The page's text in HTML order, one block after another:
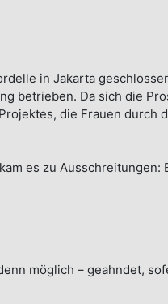
in Jakarta
betrieben. Da sich die
die Frauen durch
es zu
möglich – geahndet,